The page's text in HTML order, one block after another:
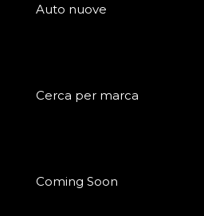
Auto nuove
Cerca per marca
Coming Soon